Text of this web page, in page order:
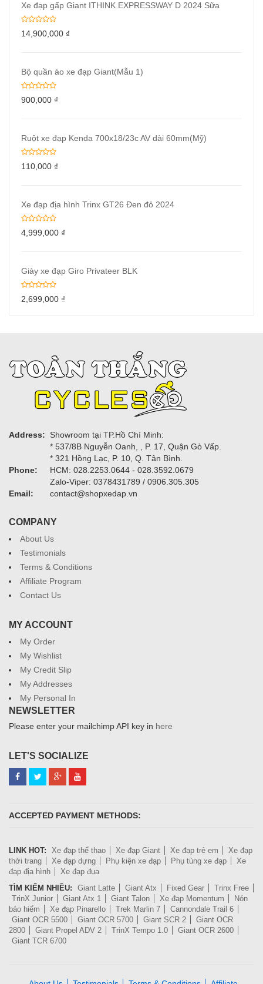
Xe đạp gấp Giant ITHINK EXPRESSWAY D 2024 Sữa
14,900,000 ₫
Bộ quần áo xe đạp Giant(Mẫu 1)
900,000 ₫
Ruột xe đạp Kenda 700x18/23c AV dài 60mm(Mỹ)
110,000 ₫
Xe đạp địa hình Trinx GT26 Đen đỏ 2024
4,999,000 ₫
Giày xe đạp Giro Privateer BLK
2,699,000 ₫
Address:
Showroom tại TP.Hồ Chí Minh:
* 537/8B Nguyễn Oanh, , P. 17, Quận Gò Vấp.
* 321 Hồng Lạc, P. 10, Q. Tân Bình.
Phone:
HCM: 028.2253.0644 - 028.3592.0679
Zalo-Viper: 0378431789 / 0906.305.305
Email:
contact@shopxedap.vn
COMPANY
About Us
Testimonials
Terms & Conditions
Affiliate Program
Contact Us
MY ACCOUNT
My Order
My Wishlist
My Credit Slip
My Addresses
My Personal In
NEWSLETTER
Please enter your mailchimp API key in here
LET'S SOCIALIZE
ACCEPTED PAYMENT METHODS:
LINK HOT: Xe đạp thể thao Xe đạp Giant Xe đạp trẻ em
Xe đạp
thời trang
Xe đạp dựng Phụ kiện xe đạp Phụ tùng xe đạp
Xe
đạp địa hình
Xe đạp đua
TÌM KIẾM NHIỀU:
Giant Latte Giant Atx Fixed Gear
Trinx Free
TrinX Junior
Giant Atx 1 Giant Talon Xe đạp Momentum
Nón
bảo hiểm
Xe đạp Pinarello Trek Marlin 7
Cannondale Trail 6
Giant OCR 5500
Giant OCR 5700 Giant SCR 2
Giant OCR
2800
Giant Propel ADV 2 TrinX Tempo 1.0
Giant OCR 2600
Giant TCR 6700